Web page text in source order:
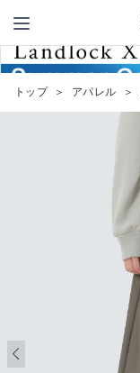
トップ ＞ アパレル ＞